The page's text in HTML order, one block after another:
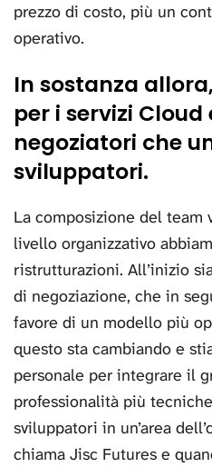
prezzo di costo, più un
operativo.
In sostanza
per i servizi Cloud
negoziatori che
sviluppatori.
La composizione del team
livello organizzativo
ristrutturazioni. All’inizio
di negoziazione, che in
favore di un modello più
questo sta cambiando e
personale per integrare il
professionalità più
sviluppatori in un’area
chiama Jisc Futures e